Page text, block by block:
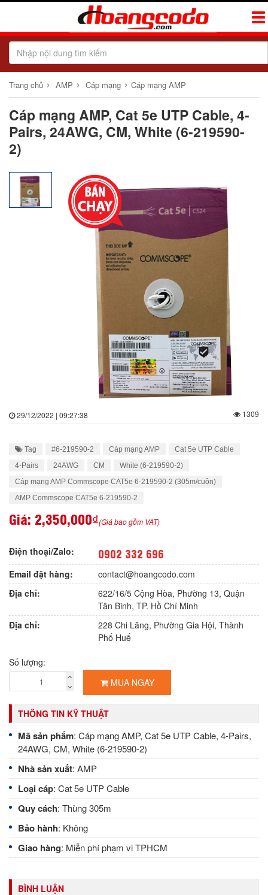
Trang chủ › AMP › Cáp mạng › Cáp mạng AMP
Cáp mạng AMP, Cat 5e UTP Cable, 4-
Pairs, 24AWG, CM, White (6-219590-
2)
29/12/2022 | 09:27:38 1309
Tag #6-219590-2 Cáp mạng AMP
Cat 5e UTP Cable
4-Pairs
24AWG CM
White (6-219590-2)
Cáp mạng AMP Commscope CAT5e 6-219590-2 (305m/cuộn)
AMP Commscope CAT5e 6-219590-2
Giá: 2,350,000₫(Giá bao gồm VAT)
Điện thoại/Zalo: 0902 332 696
Email đặt hàng:
contact@hoangcodo.com
Địa chỉ:
622/16/5 Cộng Hòa, Phường 13, Quận
Tân Binh, TP. Hồ Chí Minh
Địa chỉ:
228 Chi Lăng, Phường Gia Hội, Thành
Phố Huế
Số lượng:
MUA NGAY
THÔNG TIN KỸ THUẬT
Mã sản phẩm: Cáp mạng AMP, Cat 5e UTP Cable, 4-Pairs,
24AWG, CM, White (6-219590-2)
Nhà sản xuất: AMP
Loại cáp: Cat 5e UTP Cable
Quy cách: Thùng 305m
Bảo hành: Không
Giao hàng: Miễn phí phạm vi TPHCM
BÌNH LUẬN